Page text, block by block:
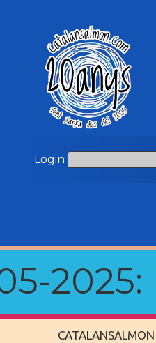
Login
2025:
CATALANSALMON